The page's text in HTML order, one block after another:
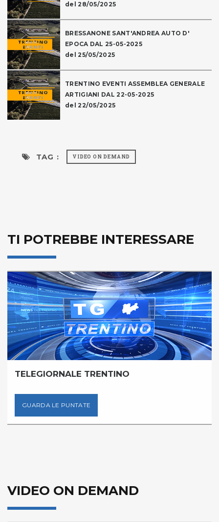
del 28/05/2025
BRESSANONE SANT'ANDREA AUTO D'
EPOCA DAL 25-05-2025
del 25/05/2025
TRENTINO EVENTI ASSEMBLEA GENERALE
ARTIGIANI DAL 22-05-2025
del 22/05/2025
TAG : VIDEO ON DEMAND
TI POTREBBE INTERESSARE
TELEGIORNALE TRENTINO
GUARDA LE PUNTATE
VIDEO ON DEMAND